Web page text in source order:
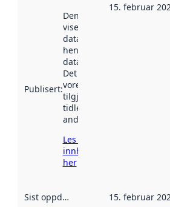
Publisert:
Denne datoen
viser når
datasettet vart
henta inn av
data.norge.no.
Det kan ha
vore
tilgjengeleg
tidlegare
andre stader.
Les meir om
innhenting
her
15. februar
Sist oppdatert 15. februar